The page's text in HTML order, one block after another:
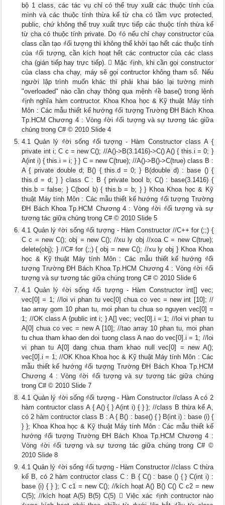
bộ 1 class, các tác vụ chỉ có thể truy xuất các thuộc tính của
mình và các thuộc tính thừa kế từ cha có tầm vực protected,
public, chứ không thể truy xuất trực tiếp các thuộc tính thừa kế
từ cha có thuộc tính private. Do ₫ó nếu chỉ chạy constructor của
class cần tạo ₫ối tượng thì không thể khởi tạo hết các thuộc tính
của ₫ối tượng, cần kích hoạt hết các contructor của các class
cha (gián tiếp hay trực tiếp).  Mặc ₫ịnh, khi cần gọi constructor
của class cha chạy, máy sẽ gọi contructor không tham số. Nếu
người lập trình muốn khác thì phải khai báo lại tường minh
"overloaded" nào cần chạy thông qua mệnh ₫ề base() trong lệnh
₫ịnh nghĩa hàm contructor. Khoa Khoa học & Kỹ thuật Máy tính
Môn : Các mẫu thiết kế hướng ₫ối tượng Trường ĐH Bách Khoa
Tp.HCM Chương 4 : Vòng ₫ời ₫ối tượng và sự tương tác giữa
chúng trong C# © 2010 Slide 4
4.1 Quản lý ₫ời sống ₫ối tượng - Hàm Constructor class A {
private int i; C c = new C(); //A()->B(3.1416)->C() A() { this.i = 0; }
A(int i) { this.i = i; } } C = new C(true); //A()->B()->C(true) class B :
A { private double d; B() { this.d = 0; } B(double d) : base () {
this.d = d; } } class C : B { private bool b; C() : base(3.1416) {
this.b = false; } C(bool b) { this.b = b; } } Khoa Khoa học & Kỹ
thuật Máy tính Môn : Các mẫu thiết kế hướng ₫ối tượng Trường
ĐH Bách Khoa Tp.HCM Chương 4 : Vòng ₫ời ₫ối tượng và sự
tương tác giữa chúng trong C# © 2010 Slide 5
4.1 Quản lý ₫ời sống ₫ối tượng - Hàm Constructor //C++ for (;;) {
C c = new C(); obj = new C(); //xu ly obj //xoa C = new C(true);
delete(obj); } //C# for (;;) { obj = new C(); //xu ly obj } Khoa Khoa
học & Kỹ thuật Máy tính Môn : Các mẫu thiết kế hướng ₫ối
tượng Trường ĐH Bách Khoa Tp.HCM Chương 4 : Vòng ₫ời ₫ối
tượng và sự tương tác giữa chúng trong C# © 2010 Slide 6
4.1 Quản lý ₫ời sống ₫ối tượng - Hàm Constructor int[] vec;
vec[0] = 1; //loi vi phan tu vec[0] chua co vec = new int [10]; //
tao array gom 10 phan tu, moi phan tu chua so nguyen vec[0] =
1; //OK class A {public int i; } A[] vec; vec[0].i = 1; //loi vi phan tu
A[0] chua co vec = new A [10]; //tao array 10 phan tu, moi phan
tu chua tham khao den doi tuong class A nao do vec[0].i = 1; //loi
vi phan tu A[0] dang chua tham khao null vec[0] = new A();
vec[0].i = 1; //OK Khoa Khoa học & Kỹ thuật Máy tính Môn : Các
mẫu thiết kế hướng ₫ối tượng Trường ĐH Bách Khoa Tp.HCM
Chương 4 : Vòng ₫ời ₫ối tượng và sự tương tác giữa chúng
trong C# © 2010 Slide 7
4.1 Quản lý ₫ời sống ₫ối tượng - Hàm Constructor //class A có 2
hàm contructor class A { A() { } A(int i) { } }; //class B thừa kế A,
có 2 hàm contructor class B : A { B() : base() { } B(int i) : base (i) {
} }; Khoa Khoa học & Kỹ thuật Máy tính Môn : Các mẫu thiết kế
hướng ₫ối tượng Trường ĐH Bách Khoa Tp.HCM Chương 4 :
Vòng ₫ời ₫ối tượng và sự tương tác giữa chúng trong C# ©
2010 Slide 8
4.1 Quản lý ₫ời sống ₫ối tượng - Hàm Constructor //class C thừa
kế B, có 2 hàm contructor class C : B { C() : base () { } C(int i) :
base (i) { } }; C c1 = new C(); //kích hoạt A() B() C() C c2 = new
C(5); //kích hoạt A(5) B(5) C(5)  Việc xác ₫ịnh contructor nào